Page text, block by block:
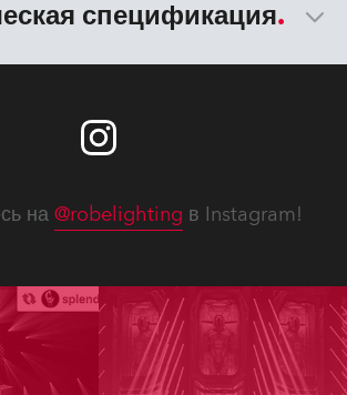
спецификация
на @robelighting в Instagram!